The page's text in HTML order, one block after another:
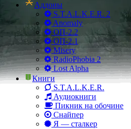
Аддоны
S.T.A.L.K.E.R. 2
Anomaly
ОП-2.2
ОП-2.1
Misery
RadioPhobia 2
Lost Alpha
Книги
S.T.A.L.K.E.R.
Аудиокниги
Пикник на обочине
Снайпер
Я — сталкер